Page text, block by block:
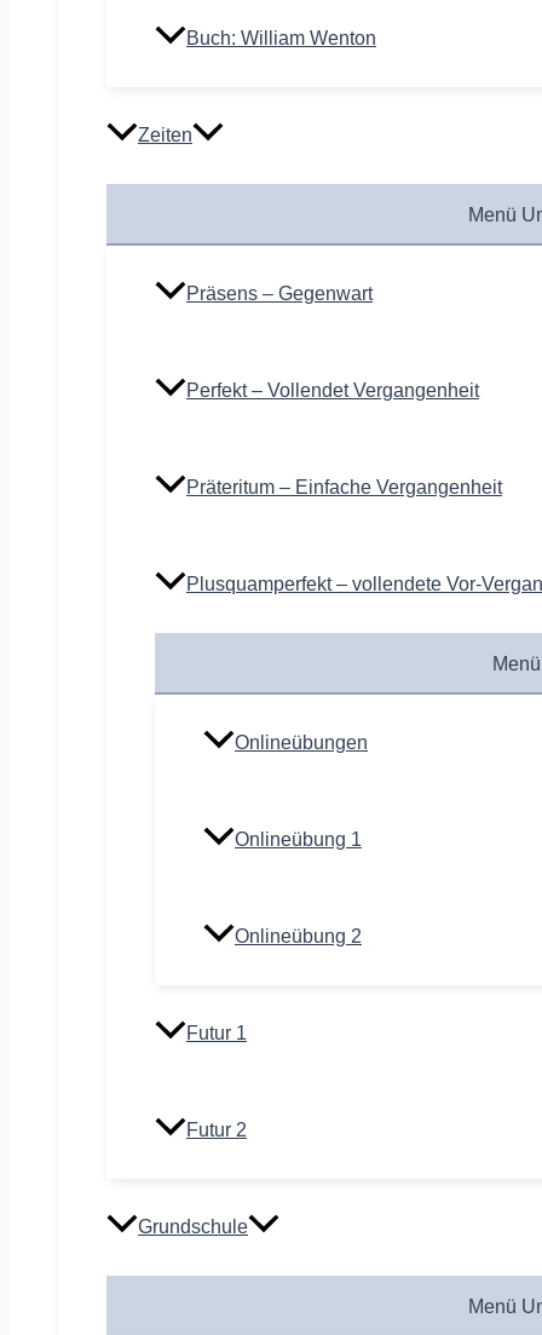
Buch: William Wenton
Zeiten
Menü
Präsens – Gegenwart
Perfekt – Vollendet Vergangenheit
Präteritum – Einfache Vergangenheit
Plusquamperfekt – vollendete Vor-
Onlineübungen
Onlineübung 1
Onlineübung 2
Futur 1
Futur 2
Grundschule
Menü